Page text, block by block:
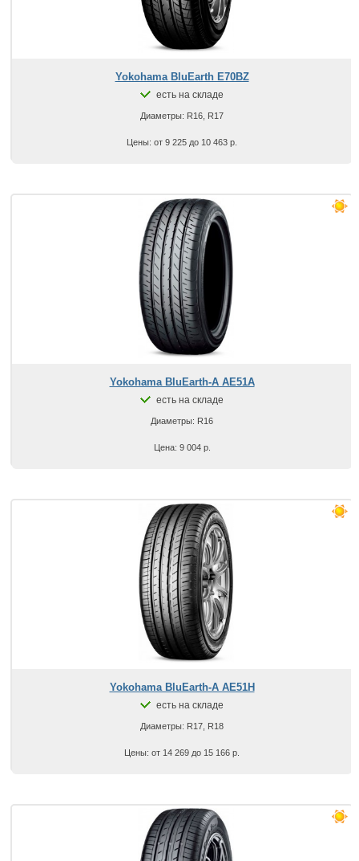
Yokohama BluEarth E70BZ
есть на складе
Диаметры: R16, R17
Цены: от 9 225 до 10 463 р.
Yokohama BluEarth-A AE51A
есть на складе
Диаметры: R16
Цена: 9 004 р.
Yokohama BluEarth-A AE51H
есть на складе
Диаметры: R17, R18
Цены: от 14 269 до 15 166 р.